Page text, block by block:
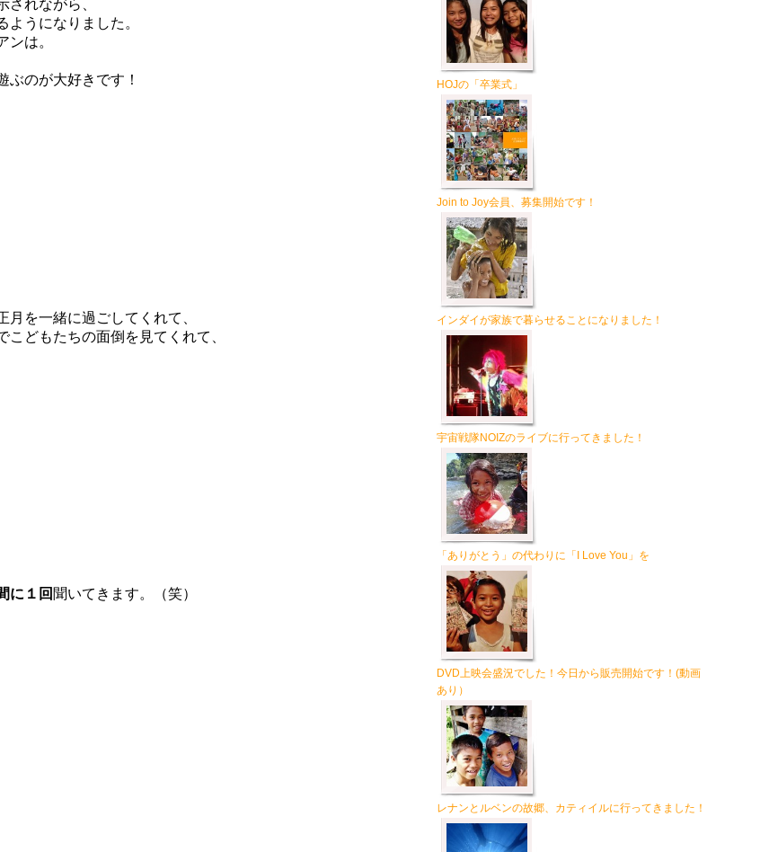
れながら、
うになりました。
は。
ぶのが大好きです！
を一緒に過ごしてくれて、
どもたちの面倒を見てくれて、
に１回 聞いてきます。（笑）
HOJの「卒業式」
Join to Joy会員、募集開始です！
インダイが家族で暮らせることになりました！
宇宙戦隊NOIZのライブに行ってきました！
「ありがとう」の代わりに「I Love You」を
DVD上映会盛況でした！今日から販売開始です！(動画
あり）
レナンとルベンの故郷、カティイルに行ってきました！